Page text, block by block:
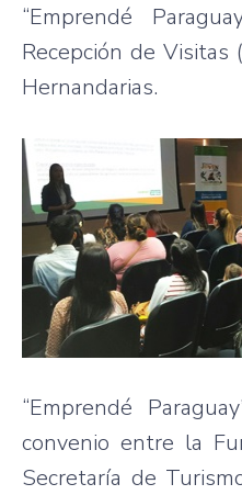
“Emprendé
Recepción de Visitas
Hernandarias.
“Emprendé
convenio entre la
Secretaría de